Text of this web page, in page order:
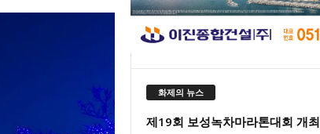
화제의 뉴스
제19회 보성녹차마라톤대회 개최